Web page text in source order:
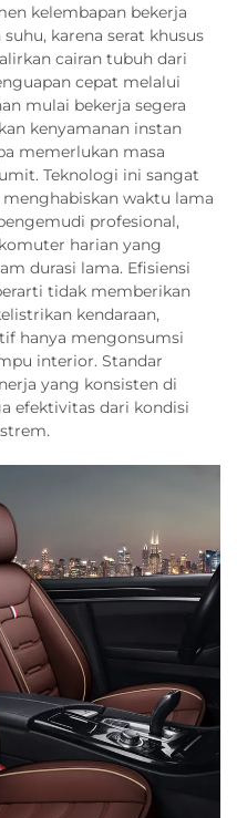
kelembapan bekerja
karena serat khusus
cairan tubuh dari
cepat melalui
mulai bekerja segera
kenyamanan instan
memerlukan masa
Teknologi ini sangat
waktu lama
profesional,
harian yang
durasi lama. Efisiensi
tidak memberikan
kendaraan,
hanya mengonsumsi
interior. Standar
yang konsisten di
efektivitas dari kondisi